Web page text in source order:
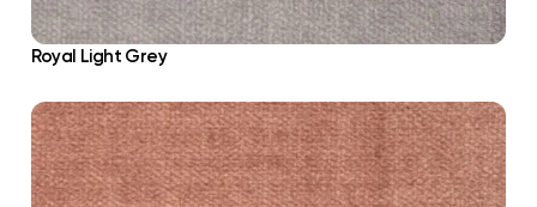
Royal Light Grey